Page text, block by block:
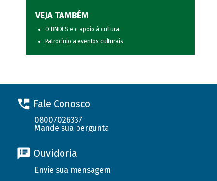
VEJA TAMBÉM
O BNDES e o apoio à cultura
Patrocínio a eventos culturais
Fale Conosco
08007026337
Mande sua pergunta
Ouvidoria
Envie sua mensagem